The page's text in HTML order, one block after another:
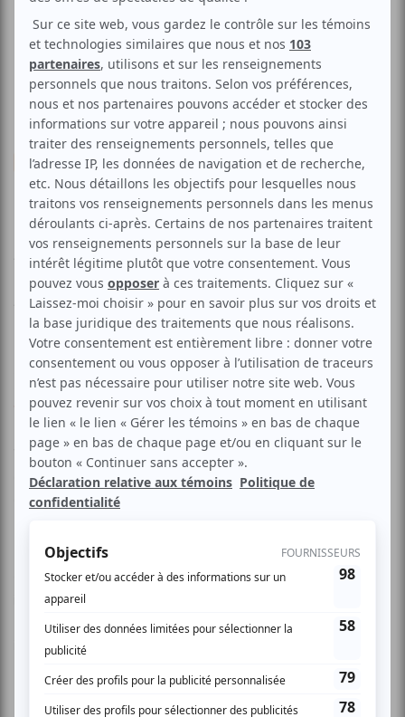
Musique Pop franco Disco Indie
Bertrand Deleplage &
Alexandre Belliard
Aucune offre promotionnelle
disponible
Soyez les premiers avisés dès qu'il y aura une offre promo
pour Bertrand Deleplage & Alexandre Belliard:INSCRIVEZ-
VOUS
Venez vous faufiler dans les antres du Lion d'Or pour un
concert double sous le signe de la chanson psychédélique
et des hiboux géants.
Ce concert sera également l'occasion du lancement
indépendant de "Tout nu je suis presque", 1er album de
Deleplage, disponible à partir du 4 juin chez les disquaires
indépendants de Montréal, Québec et St-Hyacinthe.
Deleplage c'est des histoires folles et/ou de la poésie